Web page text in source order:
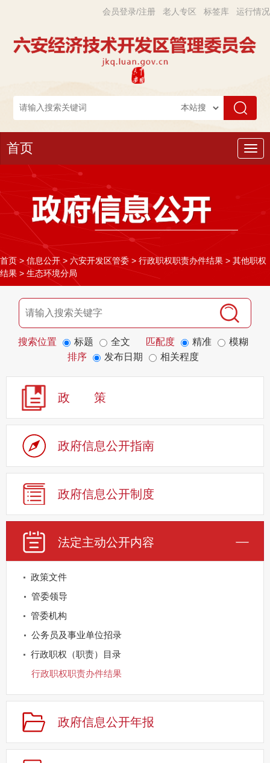
会员登录/注册 老人专区 标签库 运行情况
导
航
首页
首页> 信息公开 > 六安开发区管委 > 行政职权职责办件结果 > 其他职权
结果 > 生态环境分局
搜索位置 标题 全文 匹配度 精准
模糊
排序
发布日期 相关程度
政 策
政府信息公开指南
政府信息公开制度
法定主动公开内容
政策文件
管委领导
管委机构
公务员及事业单位招录
行政职权（职责）目录
行政职权职责办件结果
政府会议
政策解读咨询
决策公开
财政信息
政府信息公开年报